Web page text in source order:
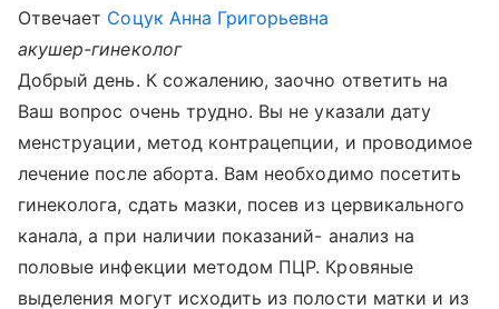
Отвечает Соцук Анна Григорьевна
акушер-гинеколог
Добрый день. К сожалению, заочно ответить на
Ваш вопрос очень трудно. Вы не указали дату
менструации, метод контрацепции, и проводимое
лечение после аборта. Вам необходимо посетить
гинеколога, сдать мазки, посев из цервикального
канала, а при наличии показаний- анализ на
половые инфекции методом ПЦР. Кровяные
выделения могут исходить из полости матки и из